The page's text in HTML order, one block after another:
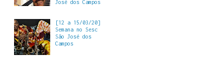
José dos Campos
[12 a 15/03/20]
Semana no Sesc
São José dos
Campos